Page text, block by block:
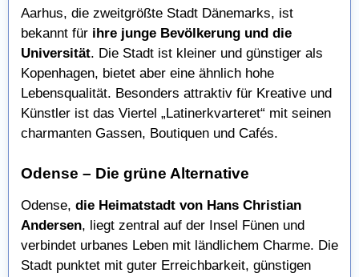
Aarhus, die zweitgrößte Stadt Dänemarks, ist
bekannt für ihre junge Bevölkerung und die
Universität. Die Stadt ist kleiner und günstiger als
Kopenhagen, bietet aber eine ähnlich hohe
Lebensqualität. Besonders attraktiv für Kreative und
Künstler ist das Viertel „Latinerkvarteret“ mit seinen
charmanten Gassen, Boutiquen und Cafés.
Odense – Die grüne Alternative
Odense, die Heimatstadt von Hans Christian
Andersen, liegt zentral auf der Insel Fünen und
verbindet urbanes Leben mit ländlichem Charme. Die
Stadt punktet mit guter Erreichbarkeit, günstigen